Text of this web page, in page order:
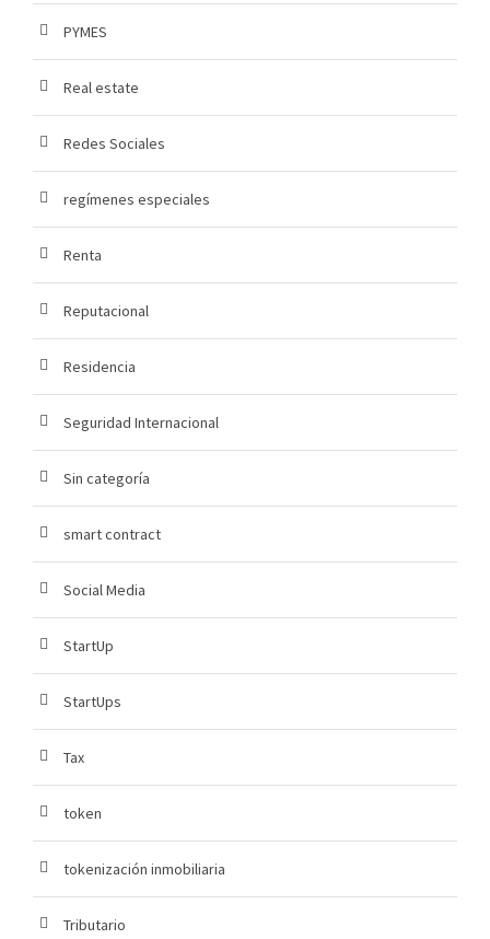
PYMES
Real estate
Redes Sociales
regímenes especiales
Renta
Reputacional
Residencia
Seguridad Internacional
Sin categoría
smart contract
Social Media
StartUp
StartUps
Tax
token
tokenización inmobiliaria
Tributario